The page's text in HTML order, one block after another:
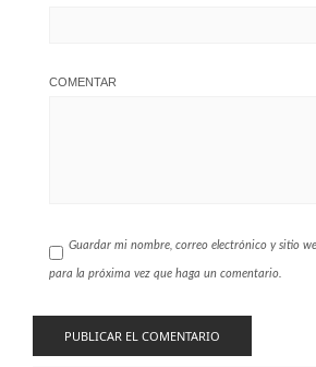
COMENTAR
Guardar mi nombre, correo electrónico y sitio
para la próxima vez que haga un comentario.